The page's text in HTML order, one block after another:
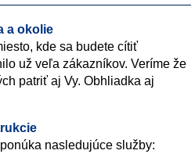
a okolie
kde sa budete cítiť
už veľa zákazníkov. Veríme že
patriť aj Vy. Obhliadka aj
nasledujúce služby: